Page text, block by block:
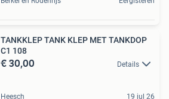
TANKKLEP TANK KLEP MET TANKDOP
C1 108
€ 30,00 Details
Heesch 19 jul 26